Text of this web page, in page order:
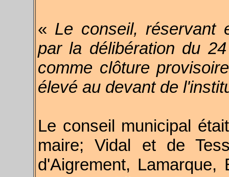
« Le conseil, réservant
par la délibération du
comme clôture
élevé au devant de
Le conseil municipal
maire; Vidal et de
d'Aigrement, Lamarque,